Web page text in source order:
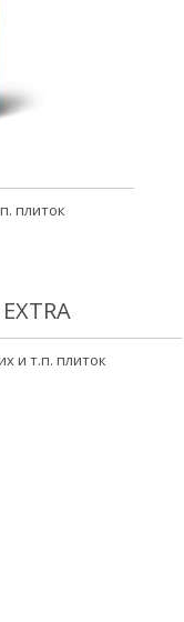
плиток
и т.п. плиток